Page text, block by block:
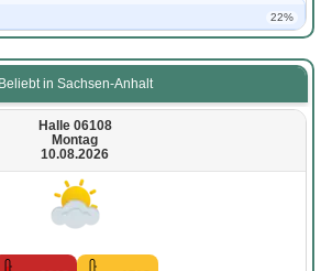
22%
Beliebt in Sachsen-Anhalt
Halle 06108
Montag
10.08.2026